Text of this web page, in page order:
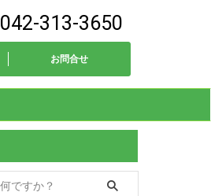
042-313-3650
お問合せ